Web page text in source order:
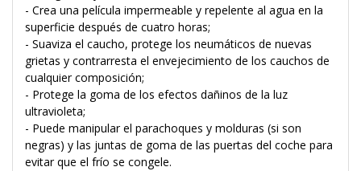
- Crea una película impermeable y repelente al agua en la
superficie después de cuatro horas;
- Suaviza el caucho, protege los neumáticos de nuevas
grietas y contrarresta el envejecimiento de los cauchos de
cualquier composición;
- Protege la goma de los efectos dañinos de la luz
ultravioleta;
- Puede manipular el parachoques y molduras (si son
negras) y las juntas de goma de las puertas del coche para
evitar que el frío se congele.